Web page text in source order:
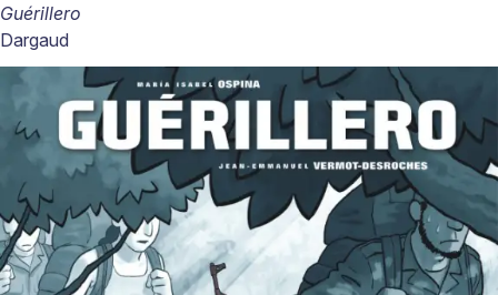
Guérillero
Dargaud